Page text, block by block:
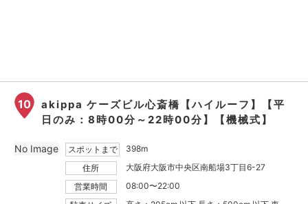
10
akippa ケーズビル心斎橋【ハイルーフ】【平
日のみ：8時00分～22時00分】【機械式】
スポットまで
398m
住所
大阪府大阪市中央区南船場3丁目6-27
営業時間
08:00〜22:00
No Image